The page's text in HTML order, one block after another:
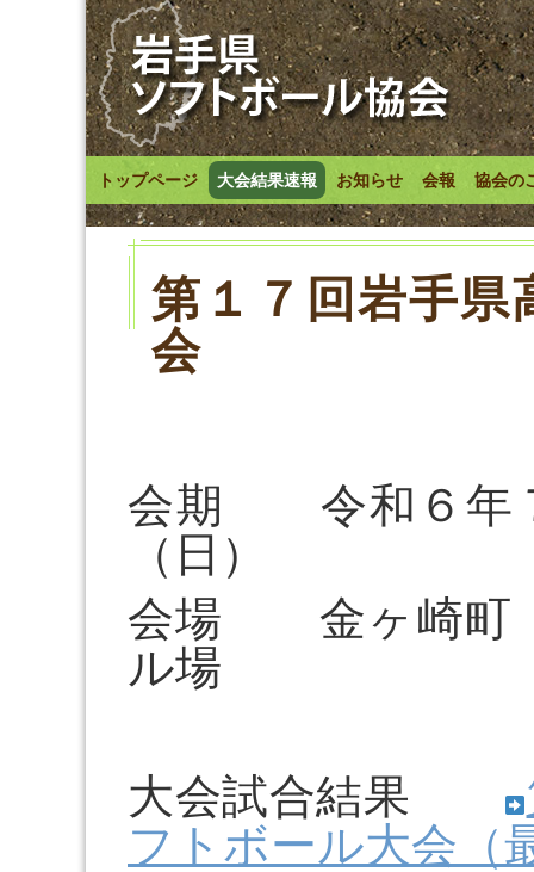
トップページ 大会結果速報 お知らせ 会報 協会の
第１７回岩手県
会
会期 令和６年７
（日）
会場 金ヶ崎町
ル場
大会試合結果
フトボール大会（